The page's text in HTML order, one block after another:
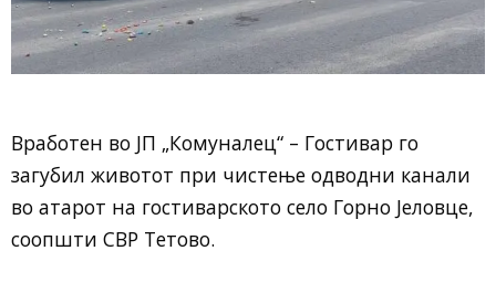
Вработен во ЈП „Комуналец“ – Гостивар го
загубил животот при чистење одводни канали
во атарот на гостиварското село Горно Јеловце,
соопшти СВР Тетово.